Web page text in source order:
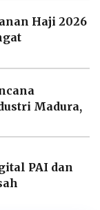
Haji 2026
Madura,
PAI dan